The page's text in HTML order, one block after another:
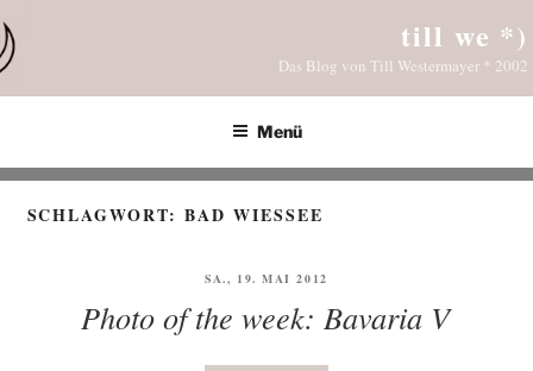
Inhalt
springen
till we *)
Das Blog von Till Westermayer * 2002
Menü
SCHLAGWORT:BAD WIESSEE
VERÖFFENTLICHT
SA., 19. MAI 2012
Photo of the week: Bavaria V